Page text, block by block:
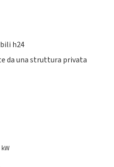
h24
da una struttura privata